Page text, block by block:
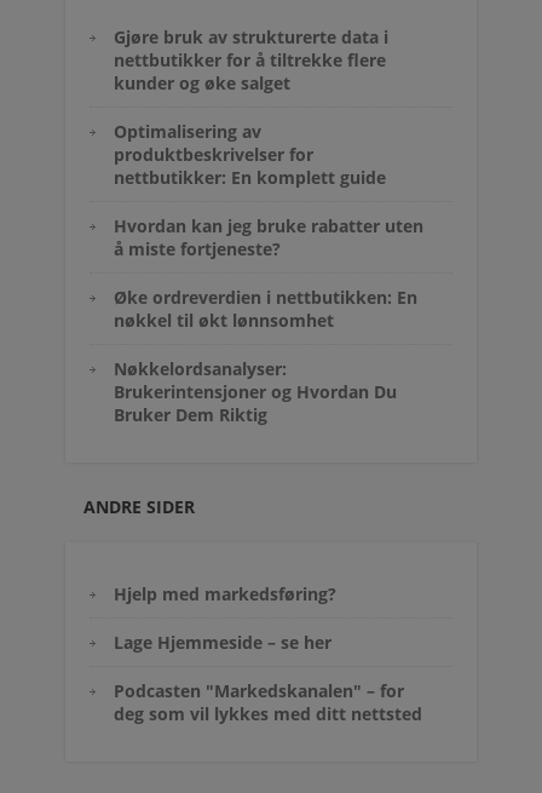
Gjøre bruk av strukturerte data i
nettbutikker for å tiltrekke flere
kunder og øke salget
Optimalisering av
produktbeskrivelser for
nettbutikker: En komplett guide
Hvordan kan jeg bruke rabatter uten
å miste fortjeneste?
Øke ordreverdien i nettbutikken: En
nøkkel til økt lønnsomhet
Nøkkelordsanalyser:
Brukerintensjoner og Hvordan Du
Bruker Dem Riktig
ANDRE SIDER
Hjelp med markedsføring?
Lage Hjemmeside – se her
Podcasten "Markedskanalen" – for
deg som vil lykkes med ditt nettsted